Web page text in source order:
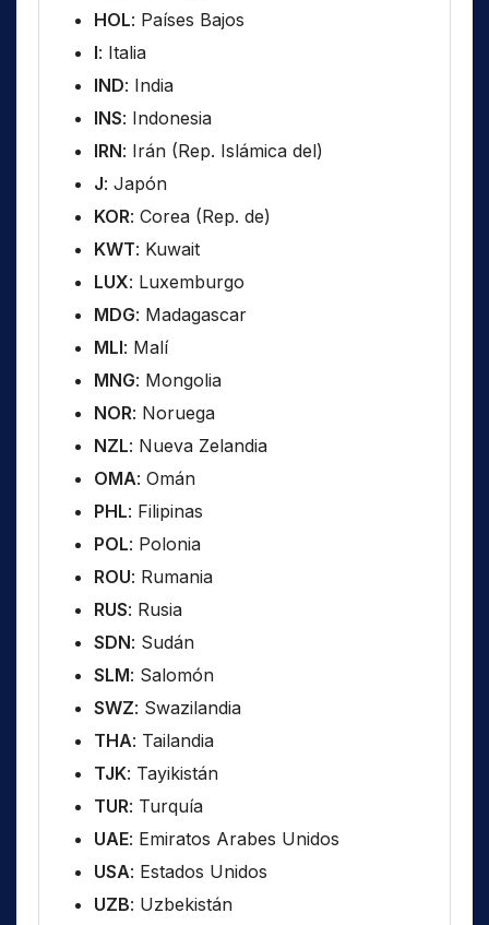
HOL: Países Bajos
I: Italia
IND: India
INS: Indonesia
IRN: Irán (Rep. Islámica del)
J: Japón
KOR: Corea (Rep. de)
KWT: Kuwait
LUX: Luxemburgo
MDG: Madagascar
MLI: Malí
MNG: Mongolia
NOR: Noruega
NZL: Nueva Zelandia
OMA: Omán
PHL: Filipinas
POL: Polonia
ROU: Rumania
RUS: Rusia
SDN: Sudán
SLM: Salomón
SWZ: Swazilandia
THA: Tailandia
TJK: Tayikistán
TUR: Turquía
UAE: Emiratos Arabes Unidos
USA: Estados Unidos
UZB: Uzbekistán